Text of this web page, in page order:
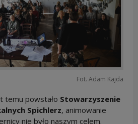
Fot. Adam Kajda
temu powstało Stowarzyszenie
Spichlerz, animowanie
nie było naszym celem.